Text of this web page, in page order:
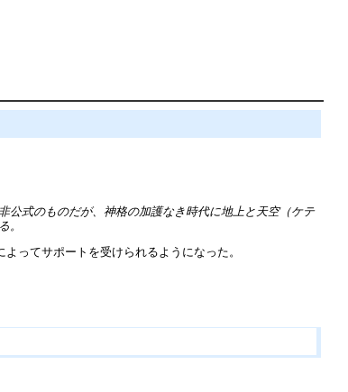
式のものだが、神格の加護なき時代に地上と天空（ケテ
。
よってサポートを受けられるようになった。